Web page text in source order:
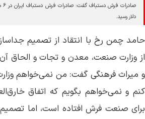
دلار رسید.
حامد چمن رخ با انتقاد از تصمیم
از وزارت صنعت، معدن و تجات و الحاق
و میراث فرهنگی گفت: من نمی‌خواهم
کنم و نمی‌خواهم بگویم که اتفاق
برای صنعت فرش افتاده است، اما